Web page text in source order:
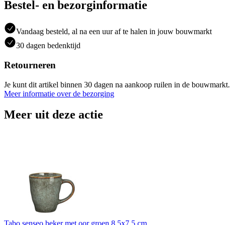
Bestel- en bezorginformatie
Vandaag besteld, al na een uur af te halen in jouw bouwmarkt
30 dagen bedenktijd
Retourneren
Je kunt dit artikel binnen 30 dagen na aankoop ruilen in de bouwmarkt.
Meer informatie over de bezorging
Meer uit deze actie